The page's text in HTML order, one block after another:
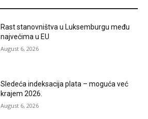
Rast stanovništva u Luksemburgu među
najvećima u EU
August 6, 2026
Sledeća indeksacija plata – moguća već
krajem 2026.
August 6, 2026